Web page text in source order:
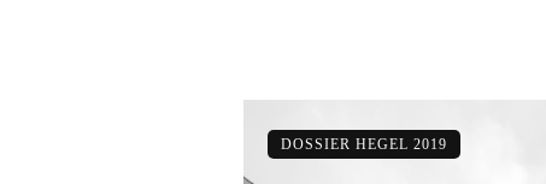
DOSSIER HEGEL 2019